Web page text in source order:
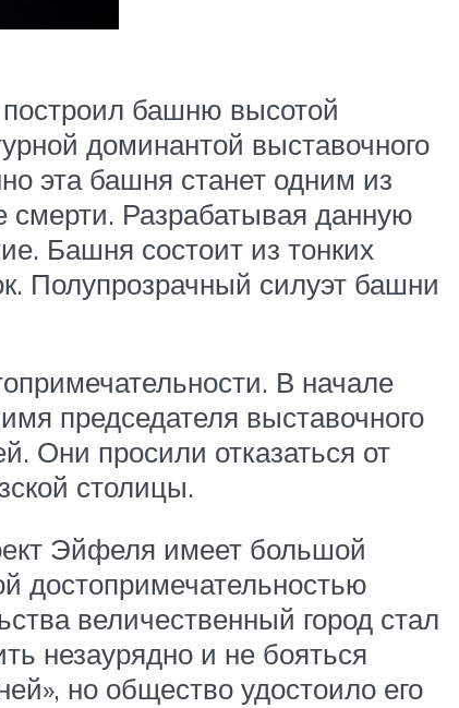
башню высотой
доминантой выставочного
эта башня станет одним из
смерти. Разрабатывая данную
Башня состоит из тонких
Полупрозрачный силуэт башни
В начале
председателя выставочного
Они просили отказаться от
столицы.
Эйфеля имеет большой
достопримечательностью
величественный город стал
незаурядно и не бояться
но общество удостоило его